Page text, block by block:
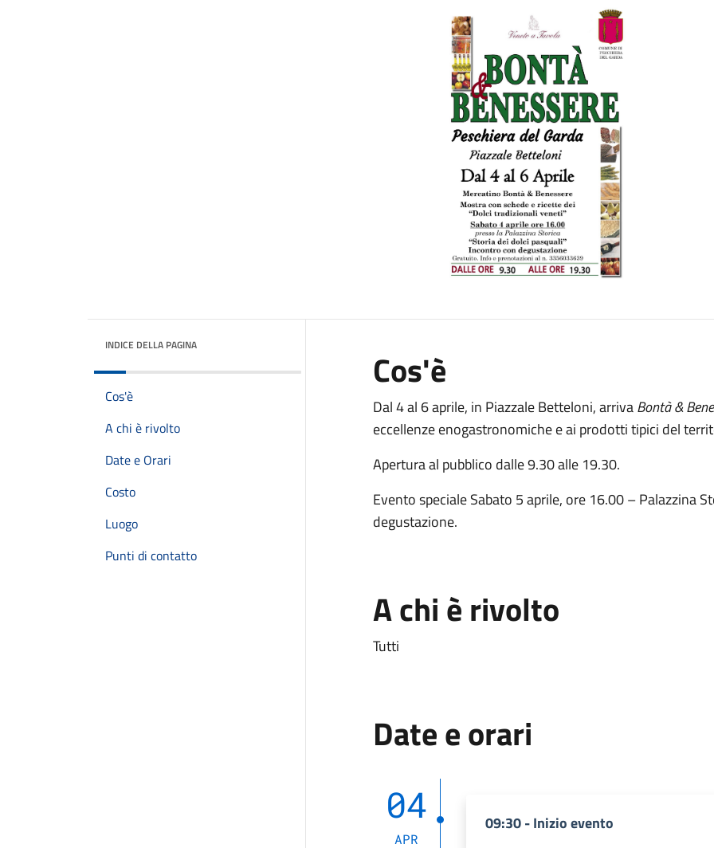
INDICE DELLA PAGINA
Cos'è
A chi è rivolto
Date e Orari
Costo
Luogo
Punti di contatto
Cos'è
Dal 4 al 6 aprile, in Piazzale Betteloni, arrivaBontà &
eccellenze enogastronomiche e ai prodotti tipici del
Apertura al pubblico dalle 9.30 alle 19.30.
Evento speciale Sabato 5 aprile, ore 16.00 – Palazzina
degustazione.
A chi è rivolto
Tutti
Date e orari
04
APR
09:30 - Inizio evento